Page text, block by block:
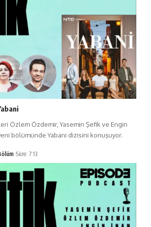
Özlem Özdemir, Yasemin Şefik ve Engin
bölümünde Yabani dizisini konuşuyor.
Süre: 7:13